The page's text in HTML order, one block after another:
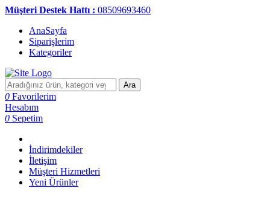
Müşteri Destek Hattı : 08509693460
AnaSayfa
Siparişlerim
Kategoriler
Ara
0 Favorilerim
Hesabım
0 Sepetim
İndirimdekiler
İletişim
Müşteri Hizmetleri
Yeni Ürünler